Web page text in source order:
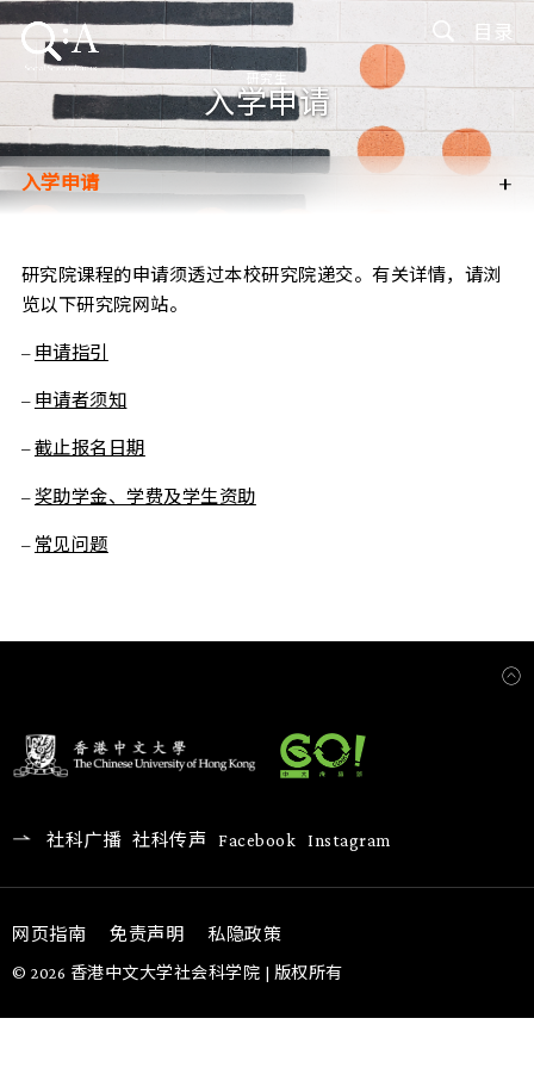
目录
研究生
入学申请
入学申请
研究生（研究式）
+
研究院课程的申请须透过本校研究院递交。有关详情，请浏
览以下研究院网站。
– 申请指引
– 申请者须知
–截止报名日期
–奖助学金、学费及学生资助
– 常见问题
社科广播 社科传声 Facebook Instagram
网页指南 免责声明 私隐政策
© 2026 香港中文大学社会科学院 | 版权所有